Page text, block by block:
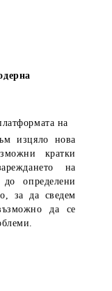
на
изцяло нова
кратки
на
определени
за да сведем
да се